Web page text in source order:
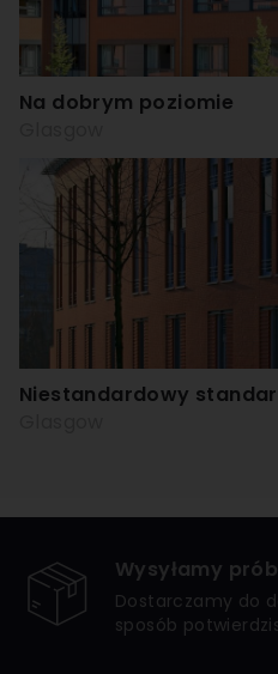
Na dobrym poziomie
Niestandardowy
Wysyłamy
Dostarczamy do
sposób